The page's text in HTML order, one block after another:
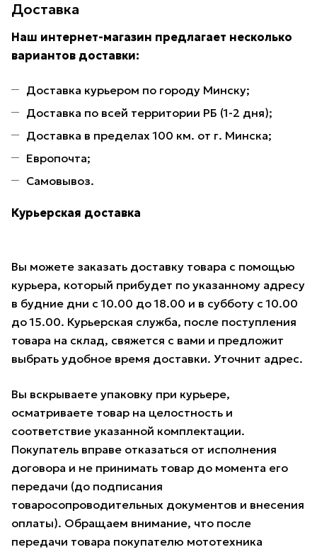
Доставка
Наш интернет-магазин предлагает несколько
вариантов доставки:
Доставка курьером по городу Минску;
Доставка по всей территории РБ (1-2 дня);
Доставка в пределах 100 км. от г. Минска;
Европочта;
Самовывоз.
Курьерская доставка
Вы можете заказать доставку товара с помощью
курьера, который прибудет по указанному адресу
в будние дни с 10.00 до 18.00 и в субботу с 10.00
до 15.00. Курьерская служба, после поступления
товара на склад, свяжется с вами и предложит
выбрать удобное время доставки. Уточнит адрес.
Вы вскрываете упаковку при курьере,
осматриваете товар на целостность и
соответствие указанной комплектации.
Покупатель вправе отказаться от исполнения
договора и не принимать товар до момента его
передачи (до подписания
товаросопроводительных документов и внесения
оплаты). Обращаем внимание, что после
передачи товара покупателю мототехника